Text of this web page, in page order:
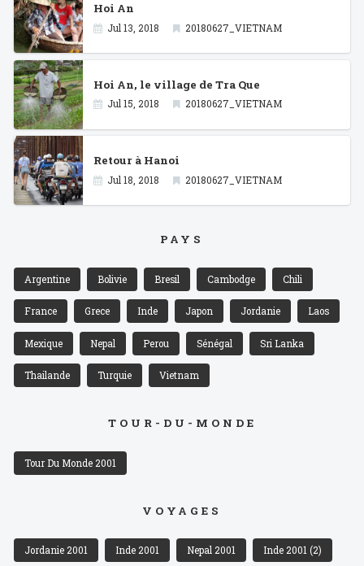
Hoi An
Jul 13, 2018 20180627_VIETNAM
Hoi An, le village de Tra Que
Jul 15, 2018 20180627_VIETNAM
Retour à Hanoi
Jul 18, 2018 20180627_VIETNAM
PAYS
Argentine Bolivie Bresil Cambodge Chili
France Grece Inde Japon Jordanie Laos
Mexique Nepal Perou Sénégal Sri Lanka
Thailande Turquie Vietnam
TOUR-DU-MONDE
Tour Du Monde 2001
VOYAGES
Jordanie 2001 Inde 2001 Nepal 2001 Inde 2001 (2)